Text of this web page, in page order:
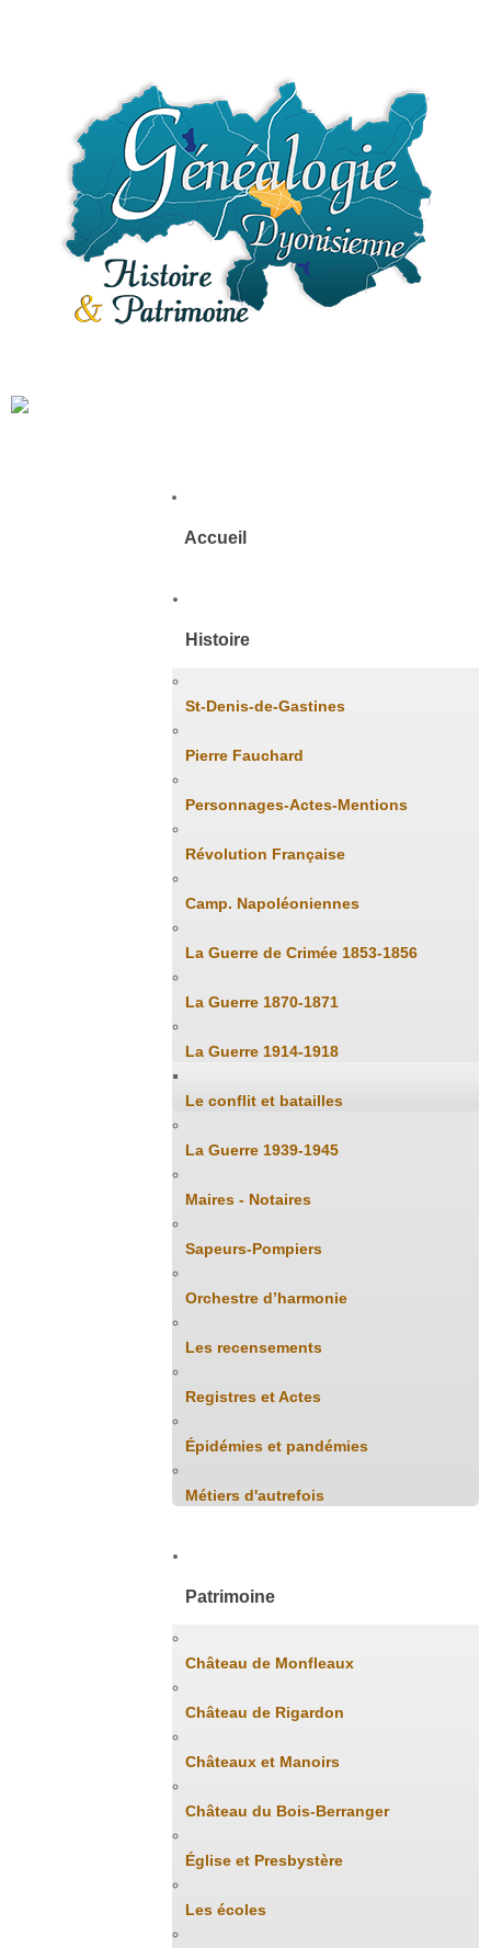
Accueil
Histoire
St-Denis-de-Gastines
Pierre Fauchard
Personnages-Actes-Mentions
Révolution Française
Camp. Napoléoniennes
La Guerre de Crimée 1853-1856
La Guerre 1870-1871
La Guerre 1914-1918
Le conflit et batailles
La Guerre 1939-1945
Maires - Notaires
Sapeurs-Pompiers
Orchestre d’harmonie
Les recensements
Registres et Actes
Épidémies et pandémies
Métiers d'autrefois
Patrimoine
Château de Monfleaux
Château de Rigardon
Châteaux et Manoirs
Château du Bois-Berranger
Église et Presbystère
Les écoles